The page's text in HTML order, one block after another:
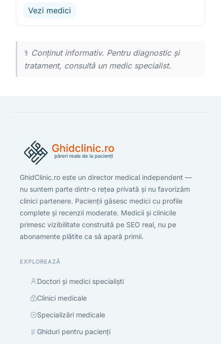
Vezi medici
⚕️ Conținut informativ. Pentru diagnostic și
tratament, consultă un medic specialist.
GhidClinic.ro este un director medical independent —
nu suntem parte dintr-o rețea privată și nu favorizăm
clinici partenere. Pacienții găsesc medici cu profile
complete și recenzii moderate. Medicii și clinicile
primesc vizibilitate construită pe SEO real, nu pe
abonamente plătite ca să apară primii.
EXPLOREAZĂ
Doctori și medici specialiști
Clinici medicale
Specializări medicale
Ghiduri pentru pacienți